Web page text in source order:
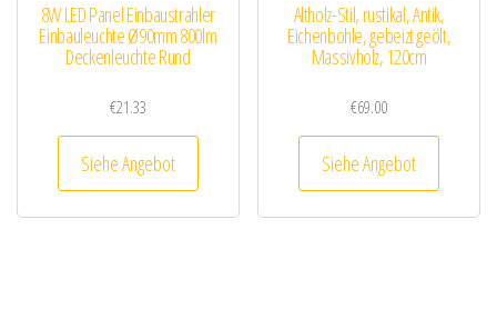
8W LED Panel Einbaustrahler
Einbauleuchte Ø90mm 800lm
Deckenleuchte Rund
€21.33
Siehe Angebot
Altholz-Stil, rustikal, Antik,
Eichenbohle, gebeizt geölt,
Massivholz, 120cm
€69.00
Siehe Angebot